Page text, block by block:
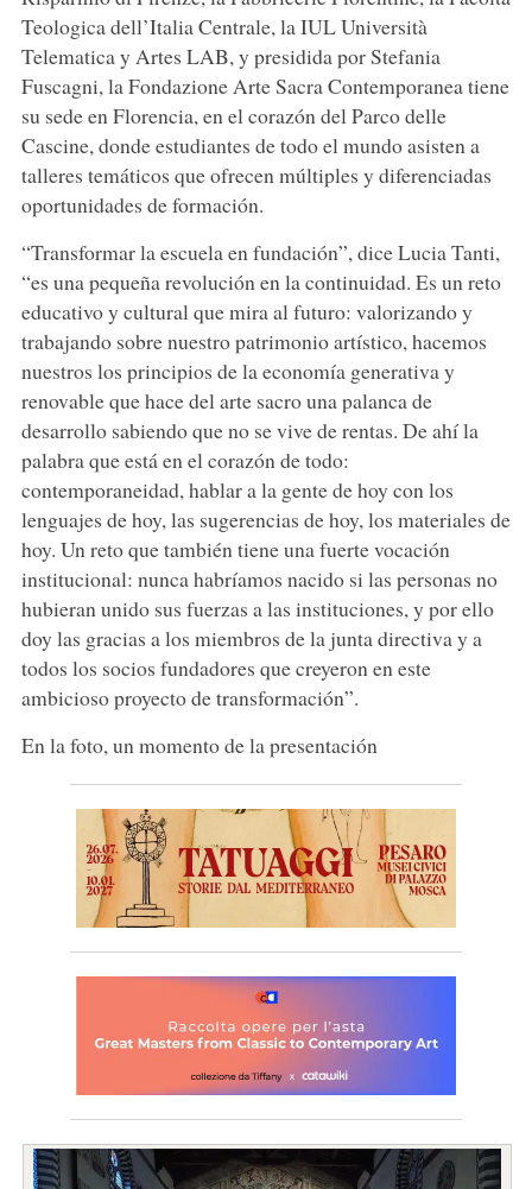
Teologica dell’Italia Centrale, la IUL Università
Telematica y Artes LAB, y presidida por Stefania
Fuscagni, la Fondazione Arte Sacra Contemporanea tiene
su sede en Florencia, en el corazón del Parco delle
Cascine, donde estudiantes de todo el mundo asisten a
talleres temáticos que ofrecen múltiples y diferenciadas
oportunidades de formación.
“Transformar la escuela en fundación”, dice Lucia Tanti,
“es una pequeña revolución en la continuidad. Es un reto
educativo y cultural que mira al futuro: valorizando y
trabajando sobre nuestro patrimonio artístico, hacemos
nuestros los principios de la economía generativa y
renovable que hace del arte sacro una palanca de
desarrollo sabiendo que no se vive de rentas. De ahí la
palabra que está en el corazón de todo:
contemporaneidad, hablar a la gente de hoy con los
lenguajes de hoy, las sugerencias de hoy, los materiales de
hoy. Un reto que también tiene una fuerte vocación
institucional: nunca habríamos nacido si las personas no
hubieran unido sus fuerzas a las instituciones, y por ello
doy las gracias a los miembros de la junta directiva y a
todos los socios fundadores que creyeron en este
ambicioso proyecto de transformación”.
En la foto, un momento de la presentación